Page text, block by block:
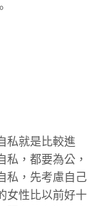
就是比較進
私，都要為公，
私，先考慮自己
女性比以前好十